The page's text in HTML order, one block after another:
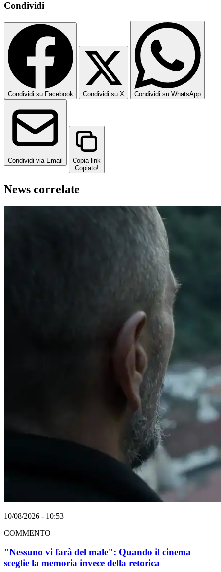
Condividi
Condividi su Facebook Condividi su X Condividi su WhatsApp
Condividi via Email
Copia link
Copiato!
News correlate
10/08/2026 - 10:53
COMMENTO
"Nessuno vi farà del male": Quando il cinema
sceglie la memoria invece della retorica